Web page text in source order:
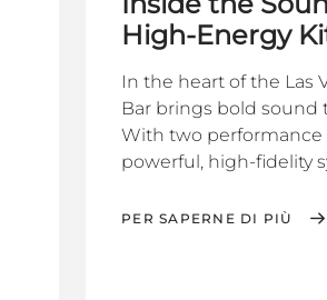
High-Energy
In the heart of the Las
Bar brings bold sound
With two performance
powerful, high-fidelity
PER SAPERNE DI PIÙ